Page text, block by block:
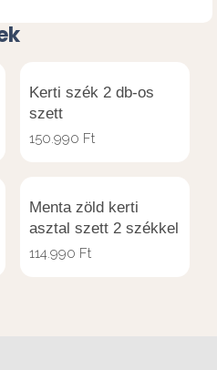
Kerti szék 2 db-os
szett
150.990 Ft
Menta zöld kerti
asztal szett 2 székkel
114.990 Ft